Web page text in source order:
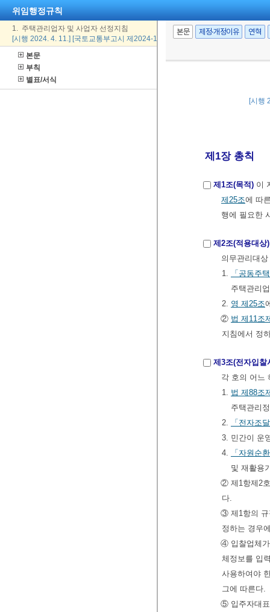
위임행정규칙
1. 주택관리업자 및 사업자 선정지침
[시행 2024. 4. 11.] [국토교통부고시 제2024-196호, 2024. 4. 11., 일부개정]
본문
부칙
별표/서식
본문 제정·개정이유 연혁
[시행
제1장 총칙
제1조(목적) 이
제25조에 따
행에 필요한
제2조(적용대상)
의무관리대
1.
「공동주
주택관리
2. 영 제25조
② 법 제11조
지침에서 정
제3조(전자입찰
각 호의 어느
1. 법 제88조
주택관리
2.
「전자조
3. 민간이 운
4.
「자원순
및 재활용
② 제1항제2
다.
③ 제1항의
정하는 경우
④ 입찰업체가
체정보를 입
사용하여야
그에 따른다.
⑤ 입주자대표